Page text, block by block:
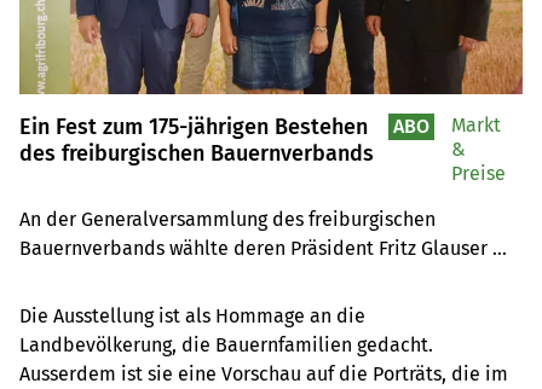
Ein Fest zum 175-jährigen Bestehen
des freiburgischen Bauernverbands
An der Generalversammlung des freiburgischen
Bauernverbands wählte deren Präsident Fritz Glauser
ABO
Markt
&
Preise
Die Ausstellung ist als Hommage an die
Landbevölkerung, die Bauernfamilien gedacht.
Ausserdem ist sie eine Vorschau auf die Porträts, die im